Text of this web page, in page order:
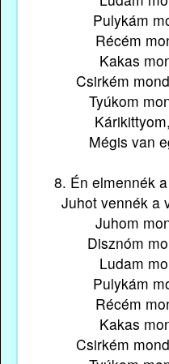
Pulykám
Récém
Kakas
Csirkém
Tyúkom
Mégis van
8. Én elmennék
Juhot vennék a
Juhom
Disznóm
Ludam
Pulykám
Récém
Kakas
Csirkém